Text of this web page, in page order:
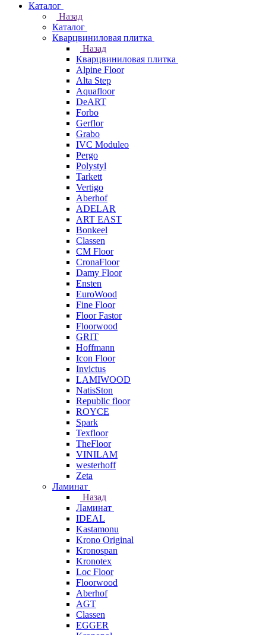
Каталог
Назад
Каталог
Кварцвиниловая плитка
Назад
Кварцвиниловая плитка
Alpine Floor
Alta Step
Aquafloor
DeART
Forbo
Gerflor
Grabo
IVC Moduleo
Pergo
Polystyl
Tarkett
Vertigo
Aberhof
ADELAR
ART EAST
Bonkeel
Classen
CM Floor
CronaFloor
Damy Floor
Ensten
EuroWood
Fine Floor
Floor Fastor
Floorwood
GRIT
Hoffmann
Icon Floor
Invictus
LAMIWOOD
NatisSton
Republic floor
ROYCE
Spark
Texfloor
TheFloor
VINILAM
westerhoff
Zeta
Ламинат
Назад
Ламинат
IDEAL
Kastamonu
Krono Original
Kronospan
Kronotex
Loc Floor
Floorwood
Aberhof
AGT
Classen
EGGER